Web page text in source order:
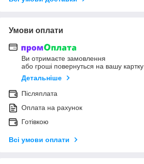
Умови оплати
Ви отримаєте замовлення
або гроші повернуться на вашу картку
Детальніше
Післяплата
Оплата на рахунок
Готівкою
Всі умови оплати